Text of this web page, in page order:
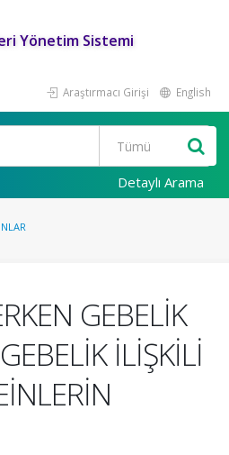
Yönetim Sistemi
Araştırmacı Girişi English
Detaylı Arama
GEBELİK
İLİŞKİLİ